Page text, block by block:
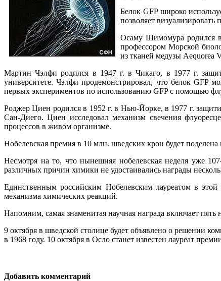
Белок GFP широко
позволяет
Осаму Шимомура родился
профессором Морской
из тканей медузы Aequorea
Мартин Чэлфи родился в 1947 г. в Чикаго, в 1977 г.
университете. Чэлфи продемонстрировал, что белок GFP
первых экспериментов по использованию GFP с помощью
Роджер Циен родился в 1952 г. в Нью-Йорке, в 1977 г.
Сан-Диего. Циен исследовал механизм свечения
процессов в живом организме.
Нобелевская премия в 10 млн. шведских крон будет
Несмотря на то, что нынешняя нобелевская неделя уже
различных причин химики не удостаивались награды
Единственным российским Нобелевским лауреатом в
механизма химических реакций.
Напомним, самая знаменитая научная награда включает
9 октября в шведской столице будет объявлено о решении
в 1968 году. 10 октября в Осло станет известен лауреат
Добавить комментарий